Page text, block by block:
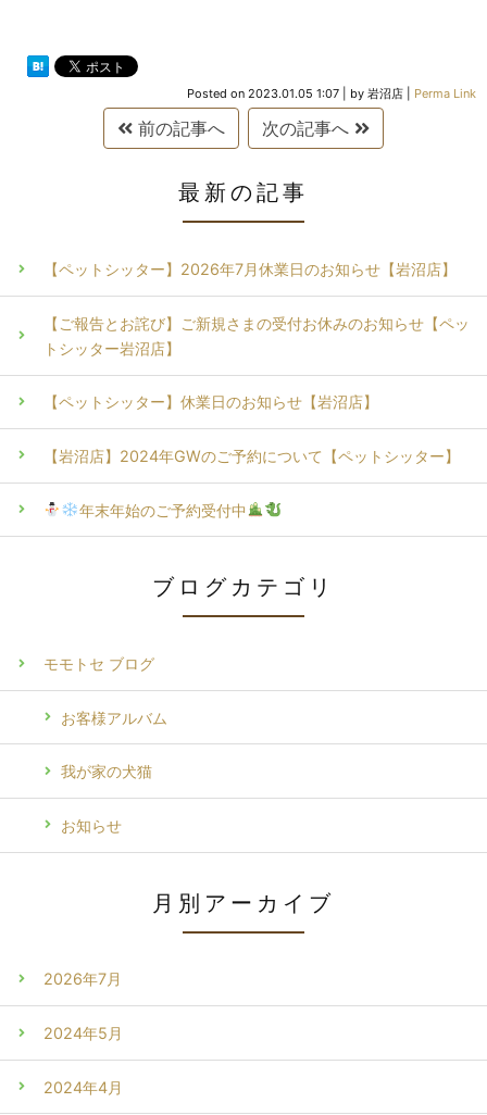
Posted on 2023.01.05 1:07 by 岩沼店 Perma Link
前の記事へ 次の記事へ
最新の記事
【ペットシッター】2026年7月休業日のお知らせ【岩沼店】
【ご報告とお詫び】ご新規さまの受付お休みのお知らせ【ペッ
トシッター岩沼店】
【ペットシッター】休業日のお知らせ【岩沼店】
【岩沼店】2024年GWのご予約について【ペットシッター】
年末年始のご予約受付中
ブログカテゴリ
モモトセ ブログ
お客様アルバム
我が家の犬猫
お知らせ
月別アーカイブ
2026年7月
2024年5月
2024年4月